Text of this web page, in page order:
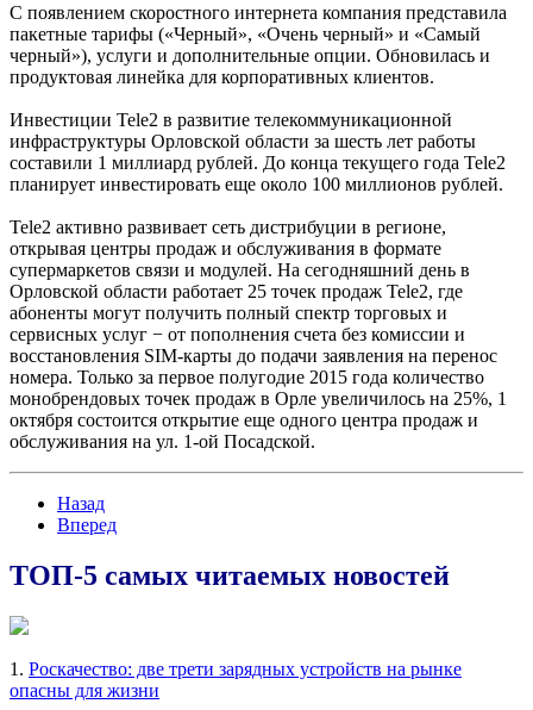
С появлением скоростного интернета компания представила
пакетные тарифы («Черный», «Очень черный» и «Самый
черный»), услуги и дополнительные опции. Обновилась и
продуктовая линейка для корпоративных клиентов.
Инвестиции Tele2 в развитие телекоммуникационной
инфраструктуры Орловской области за шесть лет работы
составили 1 миллиард рублей. До конца текущего года Tele2
планирует инвестировать еще около 100 миллионов рублей.
Tele2 активно развивает сеть дистрибуции в регионе,
открывая центры продаж и обслуживания в формате
супермаркетов связи и модулей. На сегодняшний день в
Орловской области работает 25 точек продаж Tele2, где
абоненты могут получить полный спектр торговых и
сервисных услуг − от пополнения счета без комиссии и
восстановления SIM-карты до подачи заявления на перенос
номера. Только за первое полугодие 2015 года количество
монобрендовых точек продаж в Орле увеличилось на 25%, 1
октября состоится открытие еще одного центра продаж и
обслуживания на ул. 1-ой Посадской.
Назад
Вперед
ТОП-5 самых читаемых новостей
1. Роскачество: две трети зарядных устройств на рынке
опасны для жизни